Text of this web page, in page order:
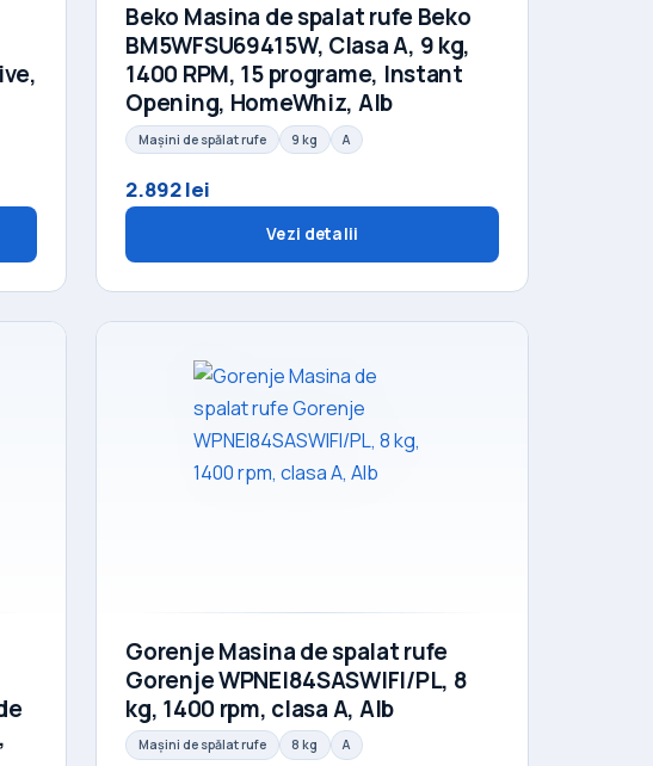
Beko Masina de spalat rufe Beko
BM5WFSU69415W, Clasa A, 9 kg,
1400 RPM, 15 programe, Instant
Opening, HomeWhiz, Alb
Mașini de spălat rufe 9 kg A
2.892 lei
Vezi detalii
Gorenje Masina de spalat rufe
Gorenje WPNEI84SASWIFI/PL, 8
kg, 1400 rpm, clasa A, Alb
Mașini de spălat rufe 8 kg A